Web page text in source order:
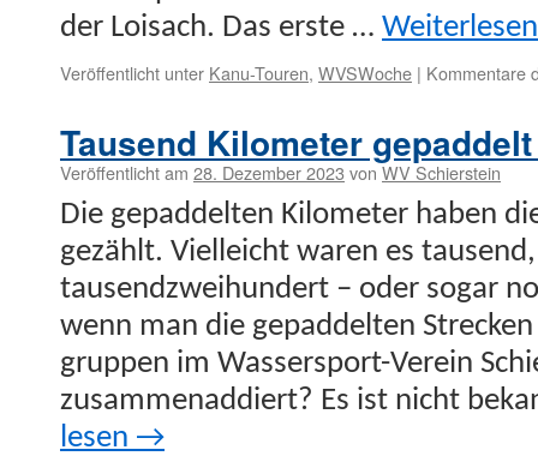
der Loisach. Das erste …
Veröffentlicht unter Kanu-Touren, WVSWoche | Kommentare
Tausend Kilometer
Veröffentlicht am 28. Dezember 2023 von WV Schierstein
Die gepad­del­ten Kilo­me­ter haben
gezählt. Vielle­icht waren es
tausendzwei­hun­dert – oder sog­ar
wenn man die gepad­del­ten
grup­pen im Wasser­s­port-Vere­in
zusam­me­nad­diert? Es ist nicht
lesen →